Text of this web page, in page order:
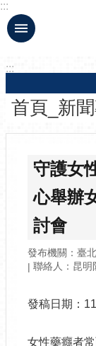
跳到主要內容區塊
:::
:::
首頁_新
守護女
心舉辦
討會
發布機關：臺
聯絡人：昆明
發稿日期：
女性藥癮者